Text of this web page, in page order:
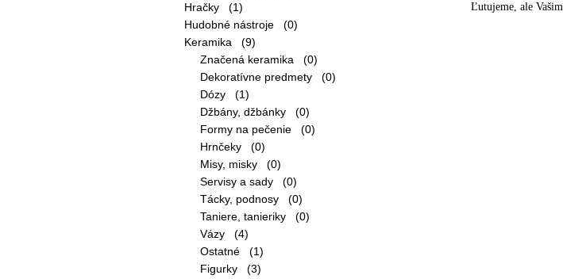
Hračky (1)
Hudobné nástroje (0)
Keramika (9)
Značená keramika (0)
Dekoratívne predmety (0)
Dózy (1)
Džbány, džbánky (0)
Formy na pečenie (0)
Hrnčeky (0)
Misy, misky (0)
Servisy a sady (0)
Tácky, podnosy (0)
Taniere, tanieriky (0)
Vázy (4)
Ostatné (1)
Figurky (3)
Ľutujeme, ale